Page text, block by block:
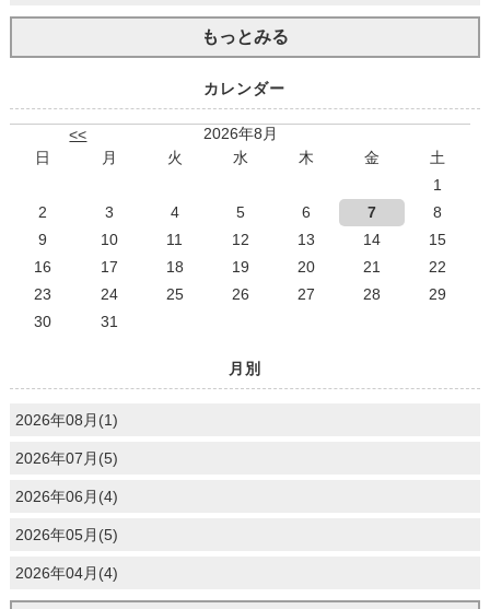
もっとみる
カレンダー
<<
2026年8月
日
月 火 水 木 金
土
1
2
3 4 5 6 7
8
9
10 11 12 13 14
15
16
17 18 19 20 21
22
23
24 25 26 27 28
29
30
31
月別
2026年08月(1)
2026年07月(5)
2026年06月(4)
2026年05月(5)
2026年04月(4)